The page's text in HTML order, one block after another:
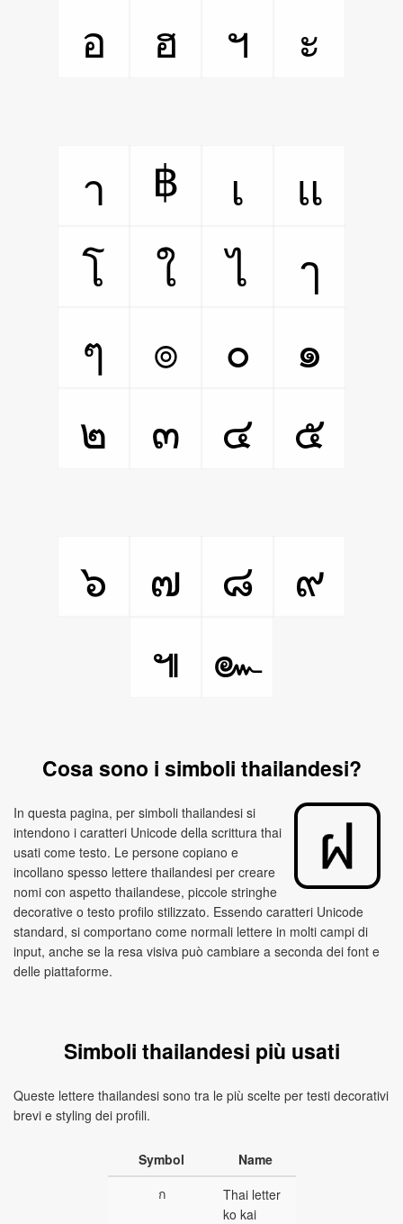
อ ฮ ฯ ะ
า ฿ เ
แ
โ
ใ ไ
ๅ
ๆ
๏ ๐
๑
๒
๓ ๔ ๕
๖ ๗ ๘
๙
๚
๛
Cosa sono i simboli thailandesi?
In questa pagina, per simboli thailandesi si
intendono i caratteri Unicode della scrittura thai
usati come testo. Le persone copiano e
incollano spesso lettere thailandesi per creare
nomi con aspetto thailandese, piccole stringhe
decorative o testo profilo stilizzato. Essendo caratteri Unicode
standard, si comportano come normali lettere in molti campi di
input, anche se la resa visiva può cambiare a seconda dei font e
delle piattaforme.
Simboli thailandesi più usati
Queste lettere thailandesi sono tra le più scelte per testi decorativi
brevi e styling dei profili.
Symbol
Name
ก
Thai letter
ko kai